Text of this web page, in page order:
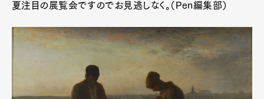
夏注目の展覧会ですのでお見逃しなく。（Pen編集部）